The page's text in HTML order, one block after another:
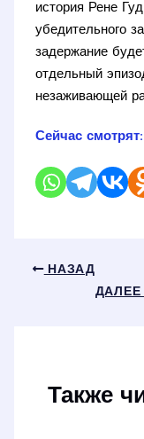
история Рене
убедительного
задержание
отдельный
незаживающей
Сейчас смотрят:
НАЗАД
ДАЛЕЕ
Также